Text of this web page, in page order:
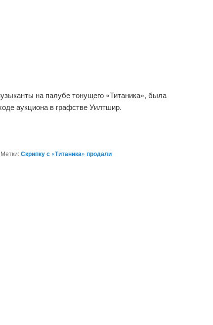
на палубе тонущего «Титаника», была
аукциона в графстве Уилтшир.
Метки:Скрипку с «Титаника» продали